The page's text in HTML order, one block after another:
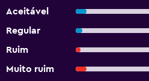
Aceitável
Regular
Ruim
Muito ruim